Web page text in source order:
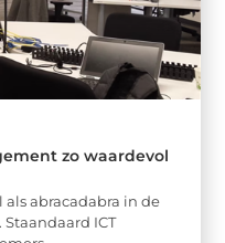
zo waardevol
abracadabra in de
ICT